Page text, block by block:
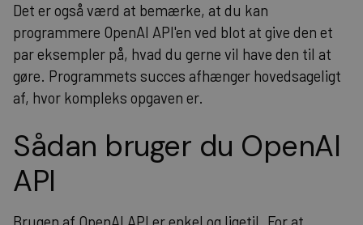
Det er også værd at bemærke, at du kan
programmere OpenAI API'en ved blot at give den et
par eksempler på, hvad du gerne vil have den til at
gøre. Programmets succes afhænger hovedsageligt
af, hvor kompleks opgaven er.
Sådan bruger du OpenAI
API